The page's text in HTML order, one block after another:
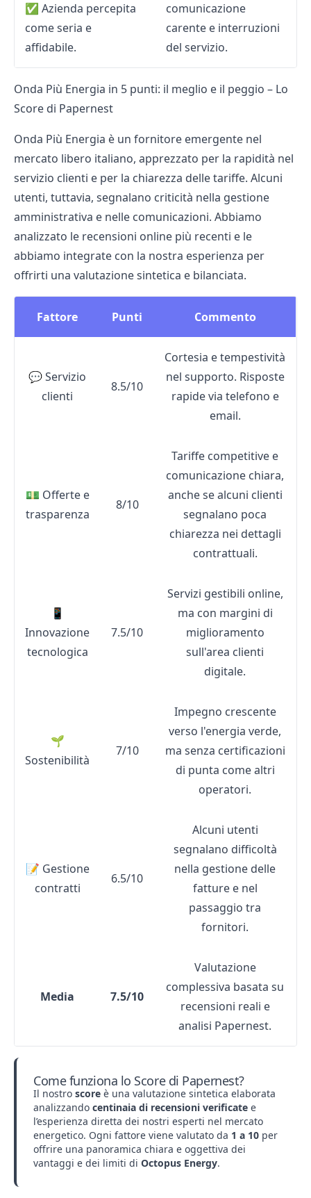
✅ Azienda percepita
come seria e
affidabile.
comunicazione
carente e interruzioni
del servizio.
Onda Più Energia in 5 punti: il meglio e il peggio – Lo
Score di Papernest
Onda Più Energia è un fornitore emergente nel
mercato libero italiano, apprezzato per la rapidità nel
servizio clienti e per la chiarezza delle tariffe. Alcuni
utenti, tuttavia, segnalano criticità nella gestione
amministrativa e nelle comunicazioni. Abbiamo
analizzato le recensioni online più recenti e le
abbiamo integrate con la nostra esperienza per
offrirti una valutazione sintetica e bilanciata.
Fattore Punti Commento
💬 Servizio
clienti
8.5/10
Cortesia e tempestività
nel supporto. Risposte
rapide via telefono e
email.
💵 Offerte e
trasparenza
8/10
Tariffe competitive e
comunicazione chiara,
anche se alcuni clienti
segnalano poca
chiarezza nei dettagli
contrattuali.
📱
Innovazione
tecnologica
7.5/10
Servizi gestibili online,
ma con margini di
miglioramento
sull'area clienti
digitale.
🌱
Sostenibilità
7/10
Impegno crescente
verso l'energia verde,
ma senza certificazioni
di punta come altri
operatori.
📝 Gestione
contratti
6.5/10
Alcuni utenti
segnalano difficoltà
nella gestione delle
fatture e nel
passaggio tra
fornitori.
Media 7.5/10
Valutazione
complessiva basata su
recensioni reali e
analisi Papernest.
Come funziona lo Score di Papernest?
Il nostro score è una valutazione sintetica elaborata
analizzando centinaia di recensioni verificate e
l’esperienza diretta dei nostri esperti nel mercato
energetico. Ogni fattore viene valutato da 1 a 10 per
offrire una panoramica chiara e oggettiva dei
vantaggi e dei limiti di Octopus Energy.